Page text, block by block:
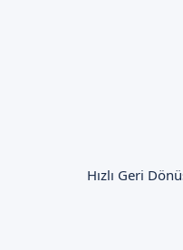
Hızlı Geri